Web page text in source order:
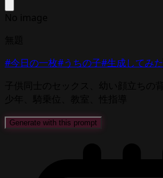
#今日の一枚#うちの子#生成してみた
Generate with this prompt